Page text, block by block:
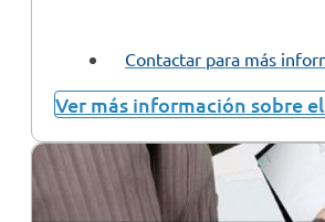
Contactar para más
Ver más información sobre